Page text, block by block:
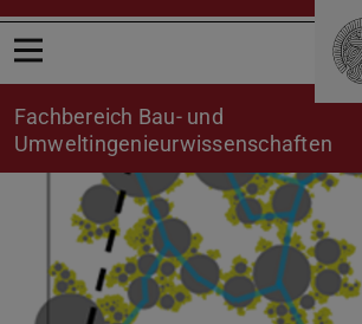
Menü öffnen
Fachbereich Bau- und
Umweltingenieurwissenschaften